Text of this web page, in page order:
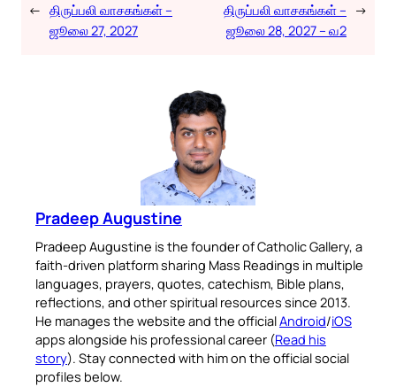
← திருப்பலி வாசகங்கள் –
ஜூலை 27, 2027
திருப்பலி வாசகங்கள் –
ஜூலை 28, 2027 – வ2
→
Pradeep Augustine
Pradeep Augustine is the founder of Catholic Gallery, a
faith-driven platform sharing Mass Readings in multiple
languages, prayers, quotes, catechism, Bible plans,
reflections, and other spiritual resources since 2013.
He manages the website and the officialAndroid/iOS
apps alongside his professional career (Read his
story). Stay connected with him on the official social
profiles below.